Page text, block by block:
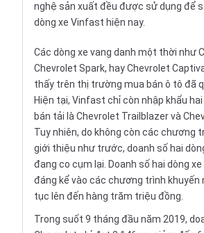
nghệ sản xuất đều được sử dụng để
dòng xe Vinfast hiện nay.
Các dòng xe vang danh một thời như
Chevrolet Spark, hayChevrolet
thấy trên thị trường mua bán ô tô đã
Hiện tại, Vinfast chỉ còn nhập khẩu
bán tải làChevrolet Trailblazervà
Tuy nhiên, do không còn các chương
giới thiệu như trước, doanh số hai
đang co cụm lại. Doanh số hai dòng
đáng kể vào các chương trình khuyến
tục lên đến hàng trăm triệu đồng.
Trong suốt 9 tháng đầu năm 2019,